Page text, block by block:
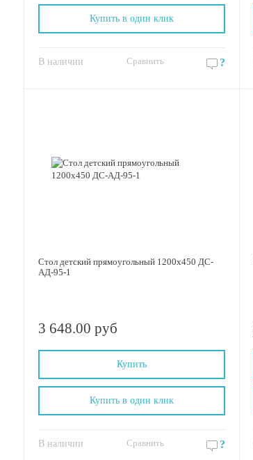
В наличии Сравнить ?
Купить в один клик
Стол детский прямоугольный 1200х450 ДС-
АД-95-1
3 648.00 руб
Купить
В наличии Сравнить ?
Купить в один клик